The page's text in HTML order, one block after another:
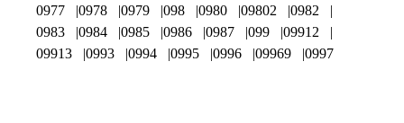
0977
0978 0979 098 0980 09802
0982
0983
0984 0985 0986 0987 099
09912
09913
0993 0994 0995 0996 09969 0997